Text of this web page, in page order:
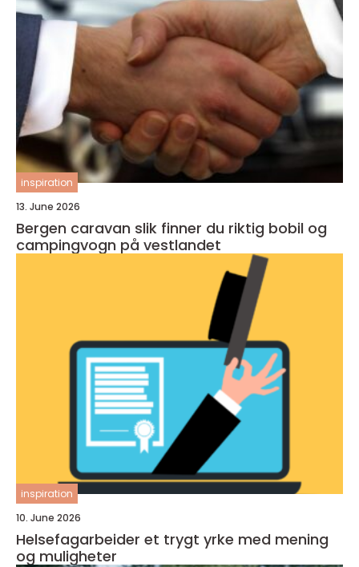
inspiration
13. June 2026
Bergen caravan slik finner du riktig bobil og
campingvogn på vestlandet
inspiration
10. June 2026
Helsefagarbeider et trygt yrke med mening
og muligheter